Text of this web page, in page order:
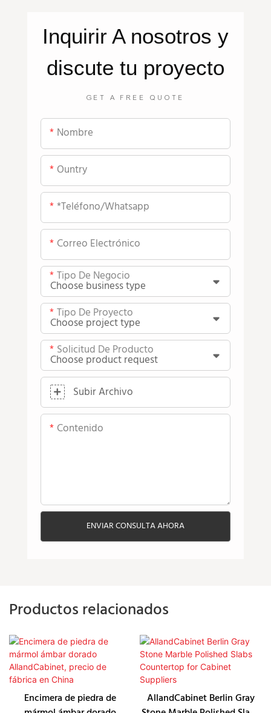
Inquirir A nosotros y
discute tu proyecto
GET A FREE QUOTE
Nombre
Ountry
*teléfono/whatsapp
Correo Electrónico
Tipo De Negocio
Tipo De Proyecto
Solicitud De Producto
Subir Archivo
Contenido
ENVIAR CONSULTA AHORA
Productos relacionados
Encimera de piedra de
AllandCabinet Berlin Gray